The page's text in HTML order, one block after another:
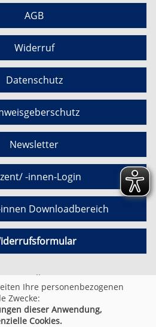
AGB
Widerruf
Datenschutz
Newsletter
-innen-Login
Downloadbereich
Einstellungen
Ihre personenbezogenen
Zwecke:
dieser Anwendung,
Cookies.